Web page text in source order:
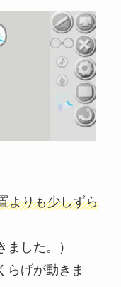
よりも少しずら
ました。）
らげが動きま